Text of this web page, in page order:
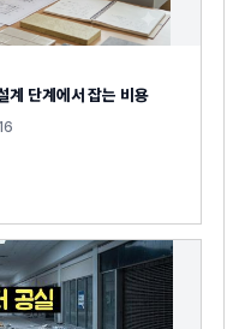
단계에서 잡는 비용